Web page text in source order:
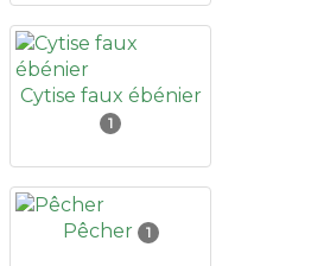
Cytise faux ébénier
1
Pêcher 1